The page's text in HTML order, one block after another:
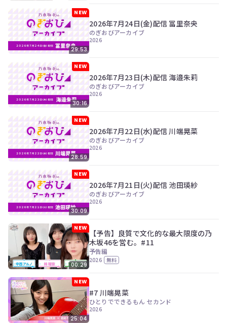
NEW
29:53
2026年7月24日(金)配信 冨里奈央
のぎおびアーカイブ
2026
NEW
30:16
2026年7月23日(木)配信 海邉朱莉
のぎおびアーカイブ
2026
NEW
28:59
2026年7月22日(水)配信 川端晃菜
のぎおびアーカイブ
2026
NEW
30:09
2026年7月21日(火)配信 池田瑛紗
のぎおびアーカイブ
2026
NEW
00:29
【予告】良質で文化的な最大限度の乃
木坂46を営む。#11
予告編
2026 無料
NEW
25:04
#7 川端晃菜
ひとりでできるもん セカンド
2026